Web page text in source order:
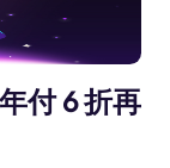
付 6 折再